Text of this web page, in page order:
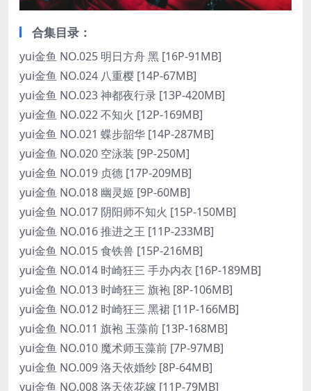
合集目录：
yui金鱼 NO.025 明日方舟 黑 [16P-91MB]
yui金鱼 NO.024 八重樱 [14P-67MB]
yui金鱼 NO.023 神都夜行录 [13P-420MB]
yui金鱼 NO.022 不知火 [12P-169MB]
yui金鱼 NO.021 蝶步韶华 [14P-287MB]
yui金鱼 NO.020 空泳装 [9P-250M]
yui金鱼 NO.019 贞德 [17P-209MB]
yui金鱼 NO.018 幽灵姬 [9P-60MB]
yui金鱼 NO.017 阴阳师不知火 [15P-150MB]
yui金鱼 NO.016 推进之王 [11P-233MB]
yui金鱼 NO.015 食铁兽 [15P-216MB]
yui金鱼 NO.014 时崎狂三 手办内衣 [16P-189MB]
yui金鱼 NO.013 时崎狂三 旗袍 [8P-106MB]
yui金鱼 NO.012 时崎狂三 黑裙 [11P-166MB]
yui金鱼 NO.011 旗袍 玉藻前 [13P-168MB]
yui金鱼 NO.010 魔术师玉藻前 [7P-97MB]
yui金鱼 NO.009 洛天依婚纱 [8P-64MB]
yui金鱼 NO.008 洛天依花嫁 [11P-79MB]